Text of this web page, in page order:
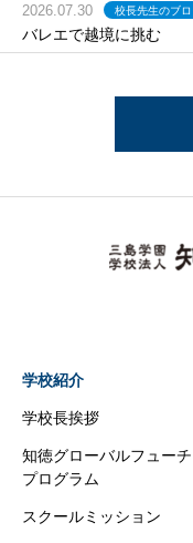
2026.07.30 校長先生のブ
バレエで越境に挑む
学校紹介
学校長挨拶
知徳グローバルフュー
プログラム
スクールミッション